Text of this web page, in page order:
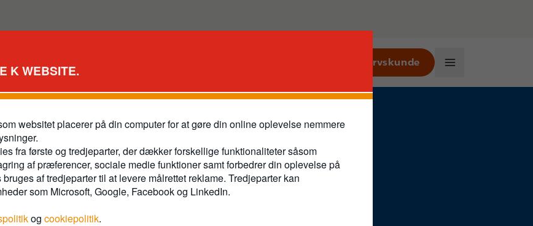
K WEBSITE.
websitet placerer på din computer for at gøre din online oplevelse nemmere
fra første og tredjeparter, der dækker forskellige funktionaliteter såsom
af præferencer, sociale medie funktioner samt forbedrer din oplevelse på
af tredjeparter til at levere målrettet reklame. Tredjeparter kan
som Microsoft, Google, Facebook og LinkedIn.
ogcookiepolitik.
Navigation
Bliv erhvervskunde